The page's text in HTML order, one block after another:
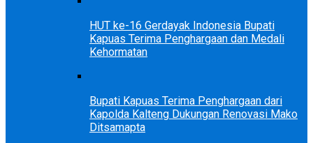
HUT ke-16 Gerdayak Indonesia Bupati
Kapuas Terima Penghargaan dan Medali
Kehormatan
Bupati Kapuas Terima Penghargaan dari
Kapolda Kalteng Dukungan Renovasi Mako
Ditsamapta